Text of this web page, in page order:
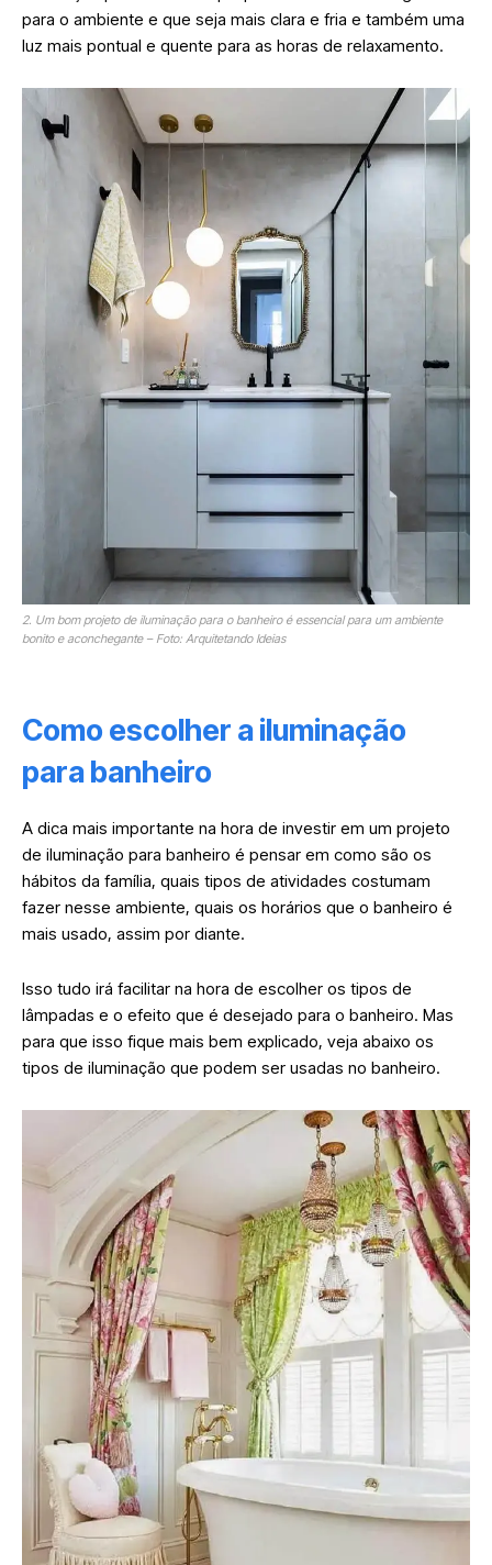
para o ambiente e que seja mais clara e fria e também uma
luz mais pontual e quente para as horas de relaxamento.
2. Um bom projeto de iluminação para o banheiro é essencial para um ambiente
bonito e aconchegante – Foto: Arquitetando Ideias
Como escolher a iluminação
para banheiro
A dica mais importante na hora de investir em um projeto
de iluminação para banheiro é pensar em como são os
hábitos da família, quais tipos de atividades costumam
fazer nesse ambiente, quais os horários que o banheiro é
mais usado, assim por diante.
Isso tudo irá facilitar na hora de escolher os tipos de
lâmpadas e o efeito que é desejado para o banheiro. Mas
para que isso fique mais bem explicado, veja abaixo os
tipos de iluminação que podem ser usadas no banheiro.